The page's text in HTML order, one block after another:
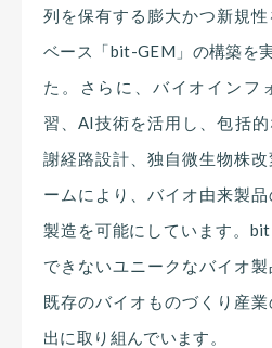
列を保有する膨大かつ新規
ベース「bit-GEM」の構築を実
た。さらに、バイオインフ
習、AI技術を活用し、包括
謝経路設計、独自微生物株
ームにより、バイオ由来製
製造を可能にしています。
できないユニークなバイオ製
既存のバイオものづくり産
出に取り組んでいます。